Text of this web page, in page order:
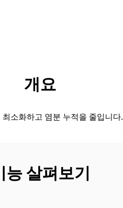
투어
개요
소화하고 염분 누적을 줄입니다.
능 살펴보기